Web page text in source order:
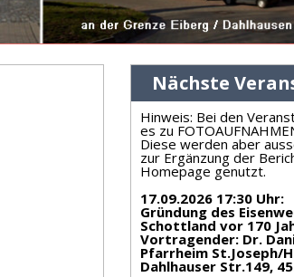
Nächste
Hinweis: Bei den
es zu
Diese werden aber
zur Ergänzung der
Homepage genutzt.
17.09.2026 17:30 Uhr:
Gründung des
Schottland vor 170
Vortragender: Dr.
Pfarrheim St.Joseph/
Dahlhauser Str.149,